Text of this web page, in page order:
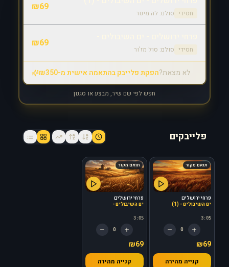
חסידי סולם: לה מינור
₪69
חסידי סולם: סול מז'ור
₪69
לא מצאת?הפקת פלייבק בהתאמה אישית מ-₪350
חפש לפי שם שיר, מבצע או סגנון
פלייבקים
תואם מקור
פרחי ירושלים
ים השיבולים - (1)
3:05
0
₪69
קנייה מהירה
תואם מקור
פרחי ירושלים
ים השיבולים -
3:05
0
₪69
קנייה מהירה